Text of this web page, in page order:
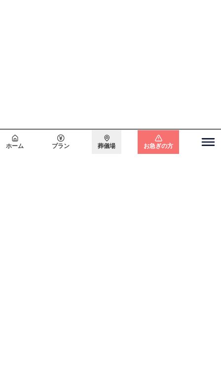
会員登録で
最大15万円割引
ホーム プラン 葬儀場
関東エリア お急ぎの方